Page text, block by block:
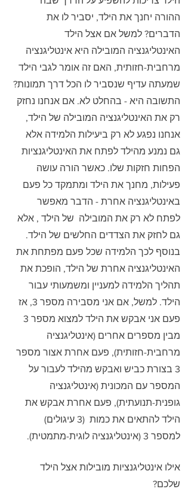
ההורה יחנך את הילד, יסביר לו את
הדברים? למשל אם אצל הילד
האינטליגנציה המובילה היא אינטליגנציה
מרחבית-חזותית, האם זה אומר לגבי הילד
שמעתה עדיף שנסביר לו הכל דרך תמונות?
התשובה היא - בהחלט לא. אם אנחנו נחזק
רק את האינטליגנציה המובילה של הילד,
אנחנו נפגע לא רק ביעילות הלמידה אלא
גם נמנע מהילד לפתח את האינטליגנציות
הפחות חזקות שלו. כאשר הורה עושה
פעילות, מחנך את הילד ומתמקד כל פעם
באינטליגנציה אחרת - הדבר מאפשר
לפתח לא רק את המובילה  של הילד , אלא
גם לחזק את הצדדים החלשים של הילד.
בנוסף לכך הלמידה שכל פעם מפתחת את
האינטליגנציה אחרת של הילד, הופכת את
תהליך הלמידה למעניין ומשמעותי עבור
הילד. למשל, אם אני מסבירה מספר 3, אז
מבין מספרים אחרים (אינטליגנציה
מרחבית-חזותית), פעם אחרת אצור מספר
3 בצורת כביש ואבקש מהילד לעבור על
המספר עם המכונית (אינטליגנציה
גופנית-תנועתית), פעם אחרת אבקש את
הילד להתאים את כמות  (3 עיגולים)
למספר 3 (אינטליגנציה לוגית-מתמטית).
אילו אינטליגנציות מובילות אצל הילד
שלכם?